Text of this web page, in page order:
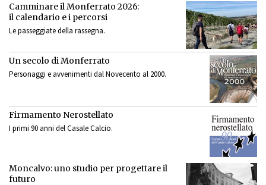
Camminare il Monferrato 2026:
il calendario e i percorsi
Le passeggiate della rassegna.
Un secolo di Monferrato
Personaggi e avvenimenti dal Novecento al 2000.
Firmamento Nerostellato
I primi 90 anni del Casale Calcio.
Moncalvo: uno studio per progettare il
futuro